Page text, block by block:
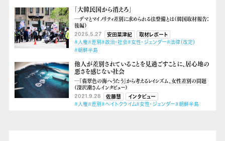
「大韓民国から消えろ」
―デマとマイノリティ差別に求められる法整備とは（韓国取材報告：
後編）
2025.5.27 安田菜津紀
取材レポート
#人権#差別#政治・社会#女性・ジェンダー#法律（改定）
#朝鮮半島
他人が差別されていることを見過ごすことに、居心地の
悪さを感じない社会
―『翡翠色の海へうたう』から考えるレイシズム、女性差別の問題
（深沢潮さんインタビュー）
2021.9.28 佐藤慧
インタビュー
#人権#差別#ヘイトクライム#女性・ジェンダー#朝鮮半島